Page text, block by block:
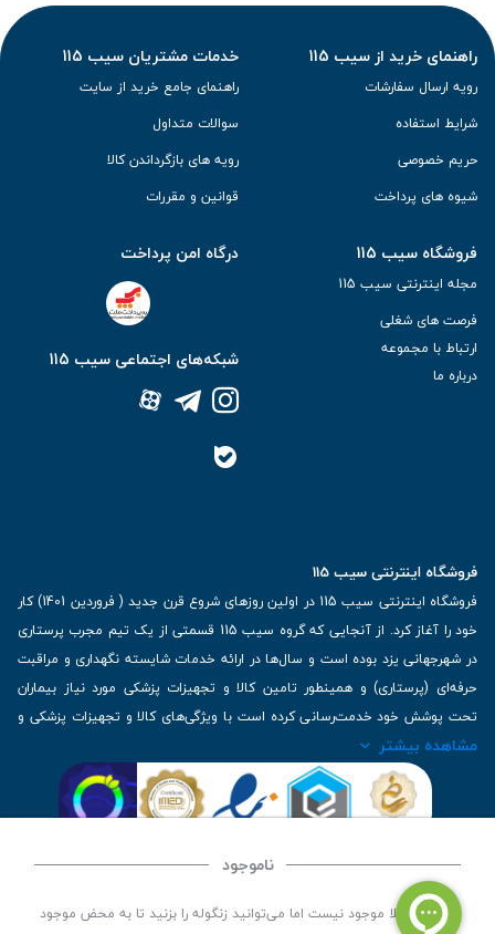
ناموجود
این کالا فعلا موجود نیست اما می‌توانید زنگوله را بزنید تا به محض موجود
راهنمای خرید از سیب 115
رویه ارسال سفارشات
شرایط استفاده
حریم خصوصی
شیوه های پرداخت
خدمات مشتریان سیب 115
راهنمای جامع خرید از سایت
سوالات متداول
رویه های بازگرداندن کالا
قوانین و مقررات
فروشگاه سیب 115
مجله اینترنتی سیب 115
فرصت های شغلی
ارتباط با مجموعه
درباره ما
درگاه امن پرداخت
شبکه‌های اجتماعی سیب 115
فروشگاه اینترنتی سیب 115
فروشگاه اینترنتی سیب 115 در اولین روزهای شروع قرن جدید ( فروردین 1401) کار
خود را آغاز کرد. از آنجایی که گروه سیب 115 قسمتی از یک تیم مجرب پرستاری
در شهرجهانی یزد بوده است و سال‌ها در ارائه خدمات شایسته نگهداری و مراقبت
حرفه‌ای (پرستاری) و همینطور تامین کالا و تجهیزات پزشکی مورد نیاز بیماران
تحت پوشش خود خدمت‌رسانی کرده است با ویژگی‌های کالا و تجهیزات پزشکی و
برترین برندهای موجود در بازار اطلاعات بسیار ارزشمندی را دارا می‌باشد
| تلفن تماس : 36333383-035 | ایمیل: Info@Sib115.com
مشاهده بیشتر
کلیه حقوق این سایت متعلق به سیب 115 ( فروشگاه لوازم پزشکی سیب 115 ) است، توسعه و
کدنویسی توسطسپکام سیستم